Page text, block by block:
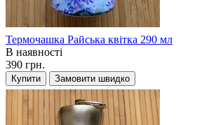
Термочашка Райська квітка 290 мл
В наявності
390 грн.
Купити Замовити швидко